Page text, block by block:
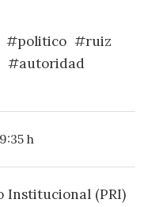
#politico #ruiz
#autoridad
h
Institucional (PRI)